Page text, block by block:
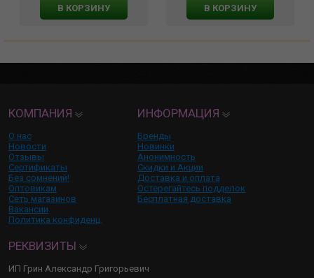
В КОРЗИНУ В КОРЗИНУ
КОМПАНИЯ
О нас
Новости
Отзывы
Сертификаты
Без сомнений!
Оптовикам
Сеть магазинов
Вакансии
Политика конфиденц.
ИНФОРМАЦИЯ
Бренды
Новинки
Анонимность
Скидки и Акции
Доставка и оплата
Остерегайтесь подделок
Бесплатная доставка
РЕКВИЗИТЫ
ИП Грин Александр Григорьевич